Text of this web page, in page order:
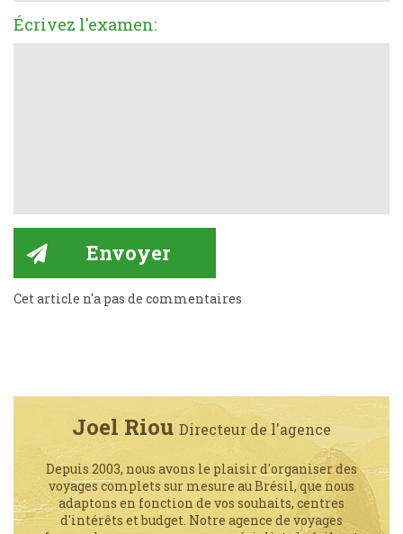
Écrivez l'examen:
Cet article n'a pas de commentaires
Joel Riou Directeur de l'agence
Depuis 2003, nous avons le plaisir d'organiser des
voyages complets sur mesure au Brésil, que nous
adaptons en fonction de vos souhaits, centres
d'intérêts et budget. Notre agence de voyages